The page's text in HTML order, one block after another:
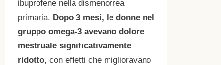
ibuprofene nella dismenorrea
primaria. Dopo 3 mesi, le donne nel
gruppo omega-3 avevano dolore
mestruale significativamente
ridotto, con effetti che miglioravano